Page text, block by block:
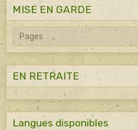
MISE EN GARDE
EN RETRAITE
Langues disponibles